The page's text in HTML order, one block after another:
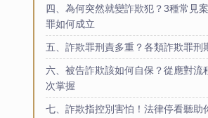
四、為何突然就變詐欺犯？3種常見
罪如何成立
五、詐欺罪刑責多重？各類詐欺罪刑
六、被告詐欺該如何自保？從應對流
次掌握
七、詐欺指控別害怕！法律停看聽助